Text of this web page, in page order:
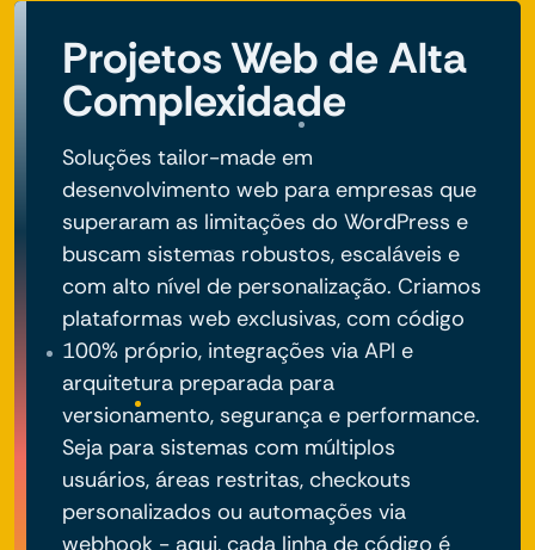
Projetos Web de Alta
Complexidade
Soluções tailor-made em
desenvolvimento web para empresas que
superaram as limitações do WordPress e
buscam sistemas robustos, escaláveis e
com alto nível de personalização. Criamos
plataformas web exclusivas, com código
100% próprio, integrações via API e
arquitetura preparada para
versionamento, segurança e performance.
Seja para sistemas com múltiplos
usuários, áreas restritas, checkouts
personalizados ou automações via
webhook - aqui, cada linha de código é